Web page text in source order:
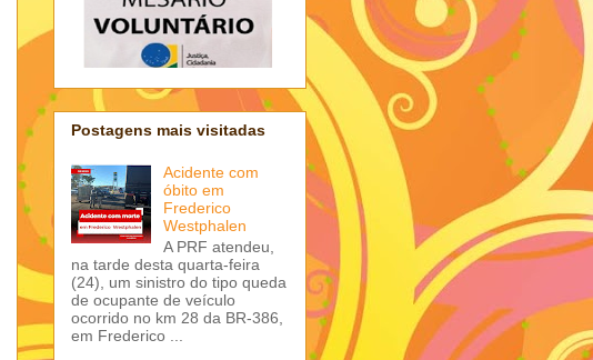
Postagens mais visitadas
Acidente com
óbito em
Frederico
Westphalen
A PRF atendeu,
na tarde desta quarta-feira
(24), um sinistro do tipo queda
de ocupante de veículo
ocorrido no km 28 da BR-386,
em Frederico ...